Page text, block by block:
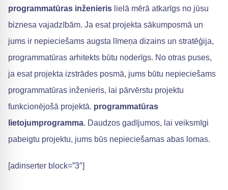
programmatūras inženieris lielā mērā atkarīgs no jūsu
biznesa vajadzībām. Ja esat projekta sākumposmā un
jums ir nepieciešams augsta līmeņa dizains un stratēģija,
programmatūras arhitekts būtu noderīgs. No otras puses,
ja esat projekta izstrādes posmā, jums būtu nepieciešams
programmatūras inženieris, lai pārvērstu projektu
funkcionējošā projektā. programmatūras
lietojumprogramma. Daudzos gadījumos, lai veiksmīgi
pabeigtu projektu, jums būs nepieciešamas abas lomas.
[adinserter block=”3″]